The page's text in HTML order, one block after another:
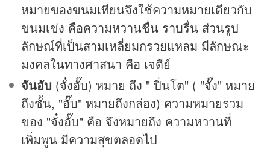
หมายของขนมเทียนจึงใช้ความหมายเดียวกับ
ขนมเข่ง คือความหวานชื่น ราบรื่น ส่วนรูป
ลักษณ์ที่เป็นสามเหลี่ยมกรวยแหลม มีลักษณะ
มงคลในทางศาสนา คือ เจดีย์
จันอับ (จั๋งอั๊บ) หมาย ถึง " ปิ่นโต" ( "จั๊ง" หมาย
ถึงชั้น, "อั๊บ" หมายถึงกล่อง) ความหมายรวม
ของ "จั๋งอั๊บ" คือ จึงหมายถึง ความหวานที่
เพิ่มพูน มีความสุขตลอดไป